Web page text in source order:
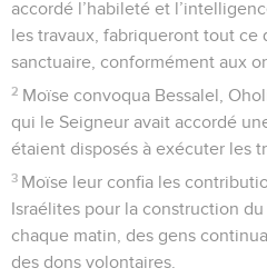
accordé l’habileté et
les travaux, fabriqueront tout ce
sanctuaire, conformément aux
2 Moïse convoqua Bessalel,
qui le Seigneur avait accordé
étaient disposés à exécuter les
3 Moïse leur confia les
Israélites pour la construction
chaque matin, des gens
des dons volontaires.